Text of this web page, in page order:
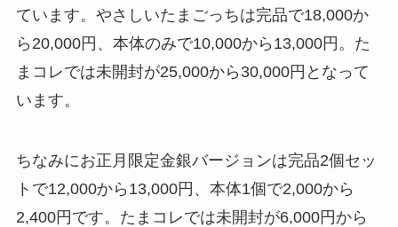
ています。やさしいたまごっちは完品で18,000か
ら20,000円、本体のみで10,000から13,000円。た
まコレでは未開封が25,000から30,000円となって
います。
ちなみにお正月限定金銀バージョンは完品2個セッ
トで12,000から13,000円、本体1個で2,000から
2,400円です。たまコレでは未開封が6,000円から